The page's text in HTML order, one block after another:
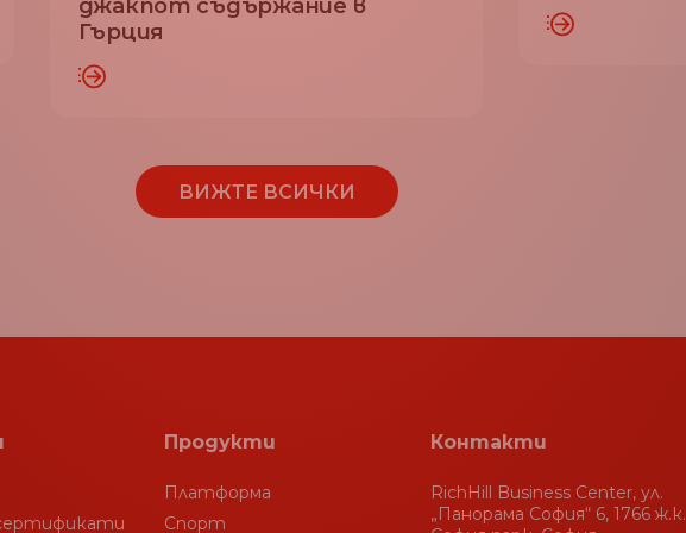
джакпот съдържание в
Гърция
ПРОЧЕТЕТЕ ПОВЕЧЕ
ВИЖТЕ ВСИЧКИ
Продукти
Платформа
Спорт
Контакти
RichHill Business Center, ул.
„Панорама София“ 6, 1766 ж.к.